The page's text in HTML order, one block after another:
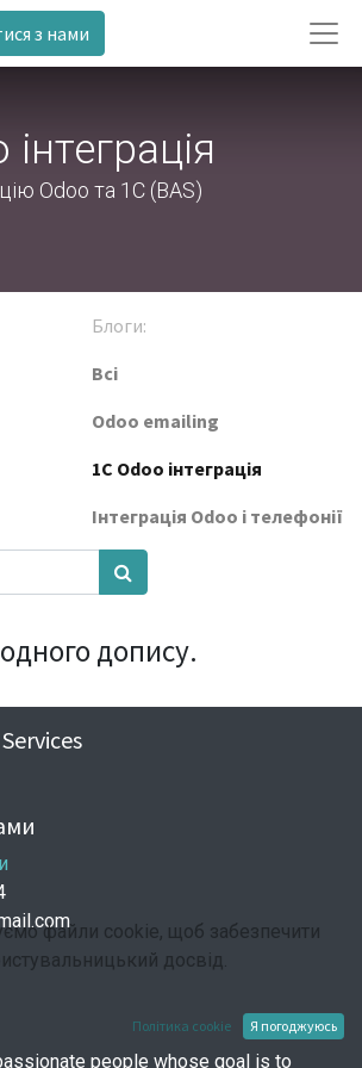
з нами
Odoo та 1С (BAS)
Блоги:
Всі
Odoo emailing
1C Odoo інтеграція
Інтеграція Odoo і телефонії
допису.
people whose goal is to
файли cookie, щоб забезпечити
досвід.
Політика cookie Я погоджуюсь